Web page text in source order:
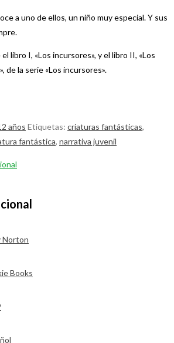
a uno de ellos, un niño muy especial. Y sus
libro I, «Los incursores», y el libro II, «Los
de la serie «Los incursores».
años Etiquetas: criaturas fantásticas,
fantástica, narrativa juvenil
Norton
Books